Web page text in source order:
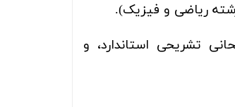
ریاضی و فیزیک).
تشریحی استاندارد، و